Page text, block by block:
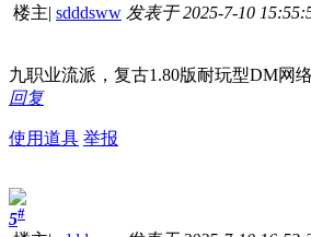
楼主| sdddsww 发表于 2025-7-10
九职业流派，复古1.80版耐玩型DM网
回复
使用道具 举报
5#